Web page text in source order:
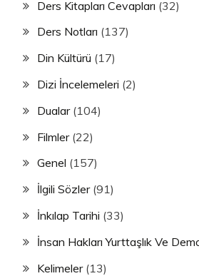
Ders Kitapları Cevapları (32)
Ders Notları (137)
Din Kültürü (17)
Dizi İncelemeleri (2)
Dualar(104)
Filmler(22)
Genel (157)
İlgili Sözler(91)
İnkılap Tarihi (33)
İnsan Hakları Yurttaşlık Ve
Kelimeler(13)